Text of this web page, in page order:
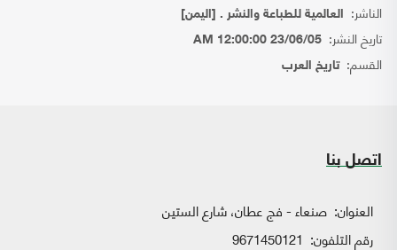
الناشر: العالمية للطباعة والنشر . [اليمن]
تاريخ النشر: 23/06/05 12:00:00 AM
القسم:تاريخ العرب
اتصل بنا
العنوان: صنعاء - فج عطان، شارع الستين
رقم التلفون: 9671450121